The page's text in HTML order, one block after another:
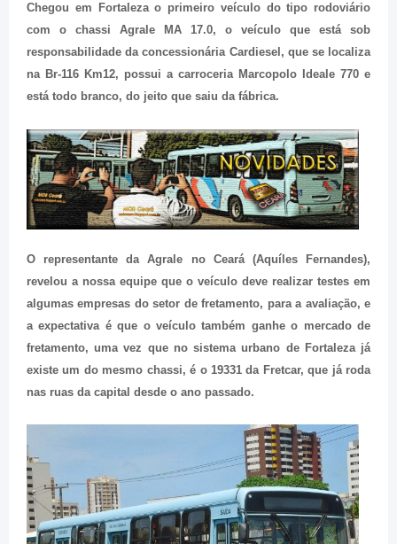
Chegou em Fortaleza o primeiro veículo do tipo rodoviário
com o chassi Agrale MA 17.0, o veículo que está sob
responsabilidade da concessionária Cardiesel, que se localiza
na Br-116 Km12, possui a carroceria Marcopolo Ideale 770 e
está todo branco, do jeito que saiu da fábrica.
O representante da Agrale no Ceará (Aquíles Fernandes),
revelou a nossa equipe que o veículo deve realizar testes em
algumas empresas do setor de fretamento, para a avaliação, e
a expectativa é que o veículo também ganhe o mercado de
fretamento, uma vez que no sistema urbano de Fortaleza já
existe um do mesmo chassi, é o 19331 da Fretcar, que já roda
nas ruas da capital desde o ano passado.